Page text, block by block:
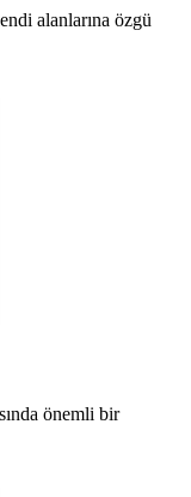
alanlarına özgü
önemli bir